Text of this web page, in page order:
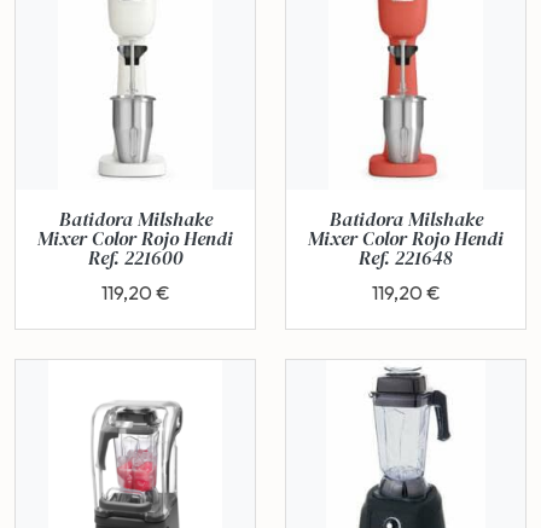
Batidora Milshake
Mixer Color Rojo Hendi
Ref. 221600
119,20 €
Batidora Milshake
Mixer Color Rojo Hendi
Ref. 221648
119,20 €